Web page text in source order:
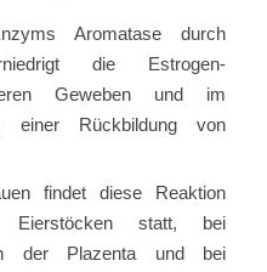
Aromatase durch
die Estrogen-
Geweben und im
einer Rückbildung von
findet diese Reaktion
Eierstöcken statt, bei
der Plazenta und bei